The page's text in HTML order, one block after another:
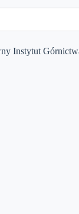
Instytut